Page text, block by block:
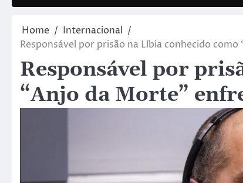
Home
Internacional
Responsável por prisão na Líbia conhecido
Responsável por
“Anjo da Morte”